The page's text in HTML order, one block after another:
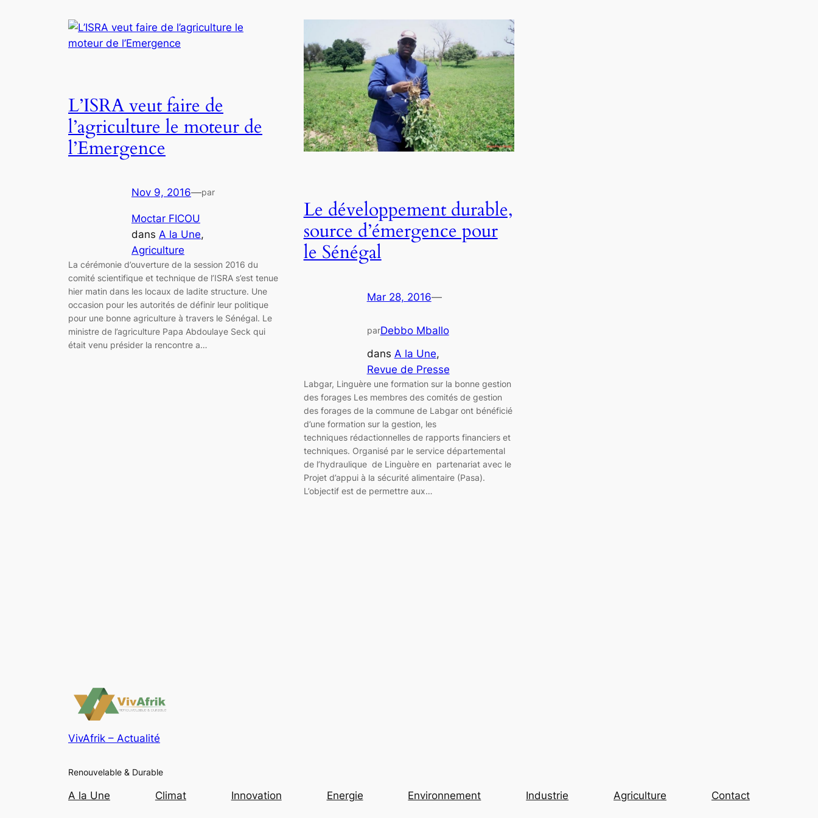
L’ISRA veut faire de
l’agriculture le moteur de
l’Emergence
Nov 9, 2016—par
Moctar FICOU
dans A la Une
Agriculture
La cérémonie d’ouverture de la session 2016 du
comité scientifique et technique de l’ISRA s’est tenue
hier matin dans les locaux de ladite structure. Une
occasion pour les autorités de définir leur politique
pour une bonne agriculture à travers le Sénégal. Le
ministre de l’agriculture Papa Abdoulaye Seck qui
était venu présider la rencontre a…
Le développement durable,
source d’émergence pour
le Sénégal
Mar 28, 2016—
parDebbo Mballo
dans A la Une
Revue de Presse
Labgar, Linguère une formation sur la bonne gestion
des forages Les membres des comités de gestion
des forages de la commune de Labgar ont bénéficié
d’une formation sur la gestion, les
techniques rédactionnelles de rapports financiers et
techniques. Organisé par le service départemental
de l’hydraulique de Linguère en partenariat avec le
Projet d’appui à la sécurité alimentaire (Pasa).
L’objectif est de permettre aux…
VivAfrik – Actualité
Renouvelable & Durable
A la Une Climat Innovation Energie Environnement Industrie Agriculture Contact